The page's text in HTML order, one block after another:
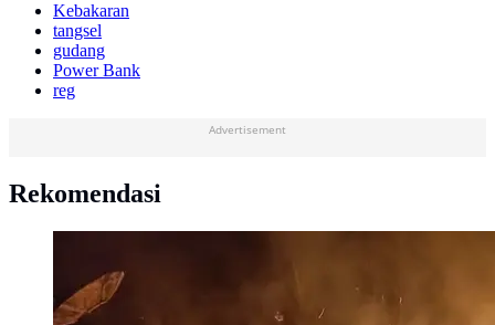
Kebakaran
tangsel
gudang
Power Bank
reg
Advertisement
Rekomendasi